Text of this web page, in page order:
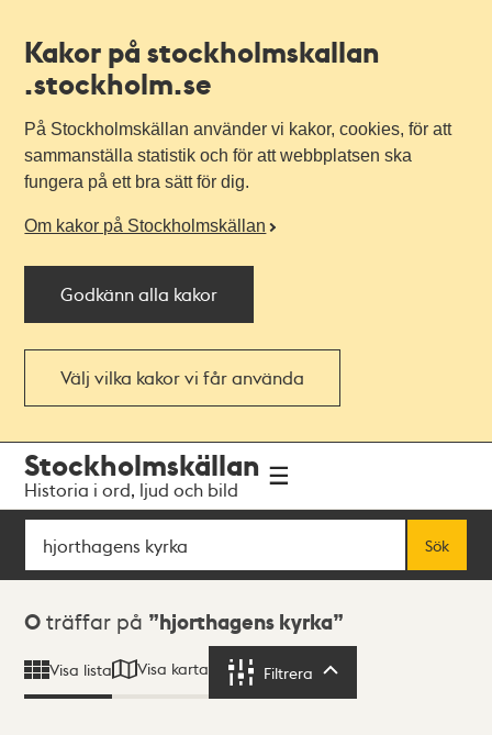
Kakor på stockholmskallan
.stockholm.se
På Stockholmskällan använder vi kakor, cookies, för att
sammanställa statistik och för att webbplatsen ska
fungera på ett bra sätt för dig.
Om kakor på Stockholmskällan
Godkänn alla kakor
Välj vilka kakor vi får använda
navigationen
huvudinnehållet
Stockholmskällan
Historia i ord, ljud och bild
Sök
Sök
Sökresultat
0 träffar på hjorthagens kyrka
Visa lista Visa karta Filtrera